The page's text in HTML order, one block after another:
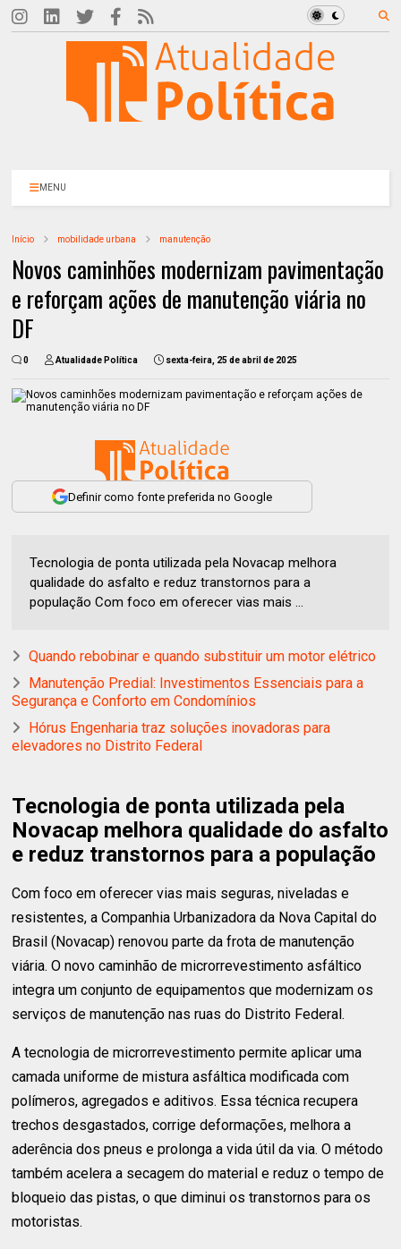
MENU
Início mobilidade urbana manutenção
Novos caminhões modernizam pavimentação
e reforçam ações de manutenção viária no
DF
0 Atualidade Política sexta-feira, 25 de abril de 2025
Definir como fonte preferida no Google
Tecnologia de ponta utilizada pela Novacap melhora
qualidade do asfalto e reduz transtornos para a
população Com foco em oferecer vias mais ...
Quando rebobinar e quando substituir um motor elétrico
Manutenção Predial: Investimentos Essenciais para a
Segurança e Conforto em Condomínios
Hórus Engenharia traz soluções inovadoras para
elevadores no Distrito Federal
Tecnologia de ponta utilizada pela
Novacap melhora qualidade do asfalto
e reduz transtornos para a população
Com foco em oferecer vias mais seguras, niveladas e
resistentes, a Companhia Urbanizadora da Nova Capital do
Brasil (Novacap) renovou parte da frota de manutenção
viária. O novo caminhão de microrrevestimento asfáltico
integra um conjunto de equipamentos que modernizam os
serviços de manutenção nas ruas do Distrito Federal.
A tecnologia de microrrevestimento permite aplicar uma
camada uniforme de mistura asfáltica modificada com
polímeros, agregados e aditivos. Essa técnica recupera
trechos desgastados, corrige deformações, melhora a
aderência dos pneus e prolonga a vida útil da via. O método
também acelera a secagem do material e reduz o tempo de
bloqueio das pistas, o que diminui os transtornos para os
motoristas.